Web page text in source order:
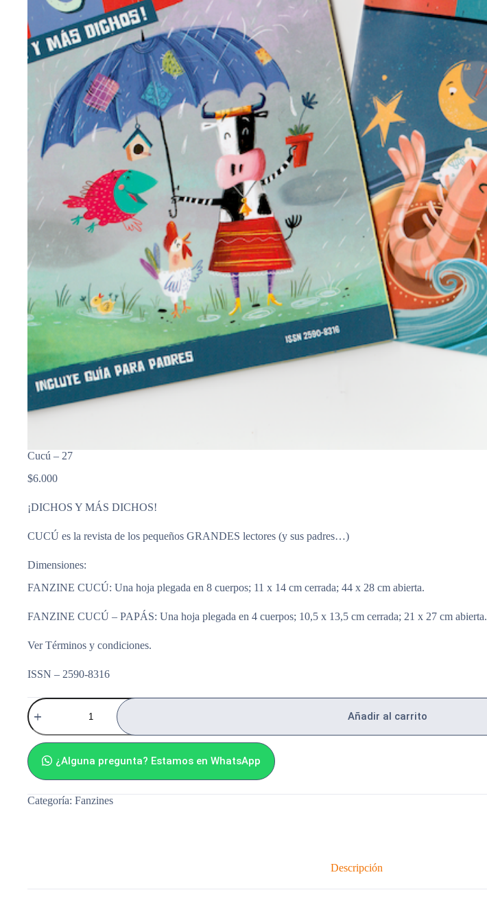
Cucú – 27
$6.000
¡DICHOS Y MÁS DICHOS!
CUCÚ es la revista de los pequeños GRANDES lectores (y sus padres…)
Dimensiones:
FANZINE CUCÚ: Una hoja plegada en 8 cuerpos; 11 x 14 cm cerrada; 44 x 28 cm abierta.
FANZINE CUCÚ – PAPÁS: Una hoja plegada en 4 cuerpos; 10,5 x 13,5 cm cerrada; 21 x 27 cm abierta.
VerTérminos y condiciones.
ISSN – 2590-8316
Cucú
-
27
cantidad
Añadir al carrito
¿Alguna pregunta? Estamos en WhatsApp
Categoría: Fanzines
Descripción